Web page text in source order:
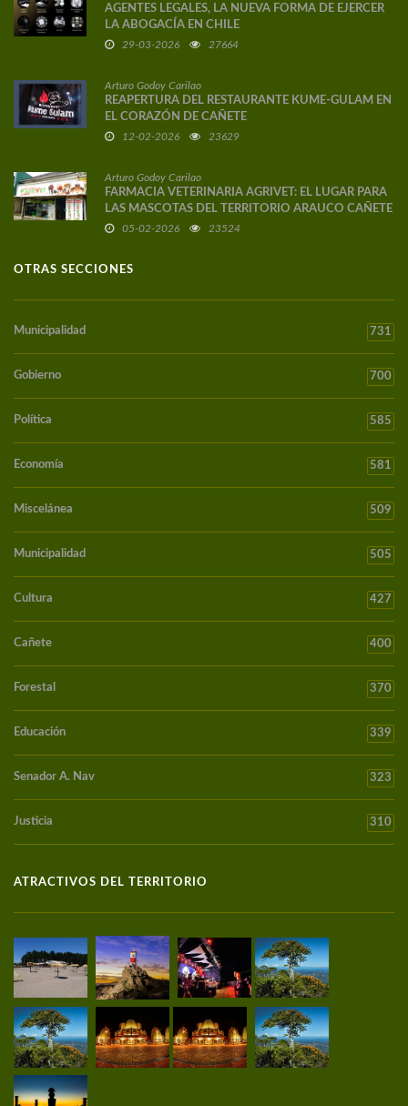
AGENTES LEGALES, LA NUEVA FORMA DE EJERCER
LA ABOGACÍA EN CHILE
29-03-2026 27664
Arturo Godoy Carilao
REAPERTURA DEL RESTAURANTE KUME-GULAM EN
EL CORAZÓN DE CAÑETE
12-02-2026 23629
Arturo Godoy Carilao
FARMACIA VETERINARIA AGRIVET: EL LUGAR PARA
LAS MASCOTAS DEL TERRITORIO ARAUCO CAÑETE
05-02-2026 23524
OTRAS SECCIONES
Municipalidad 731
Gobierno 700
Política 585
Economía 581
Miscelánea 509
Municipalidad 505
Cultura 427
Cañete 400
Forestal 370
Educación 339
Senador A. Nav 323
Justicia 310
ATRACTIVOS DEL TERRITORIO